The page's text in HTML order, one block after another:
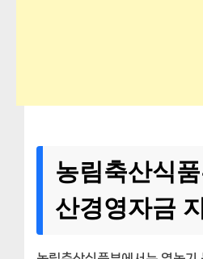
농림축산식
산경영자금